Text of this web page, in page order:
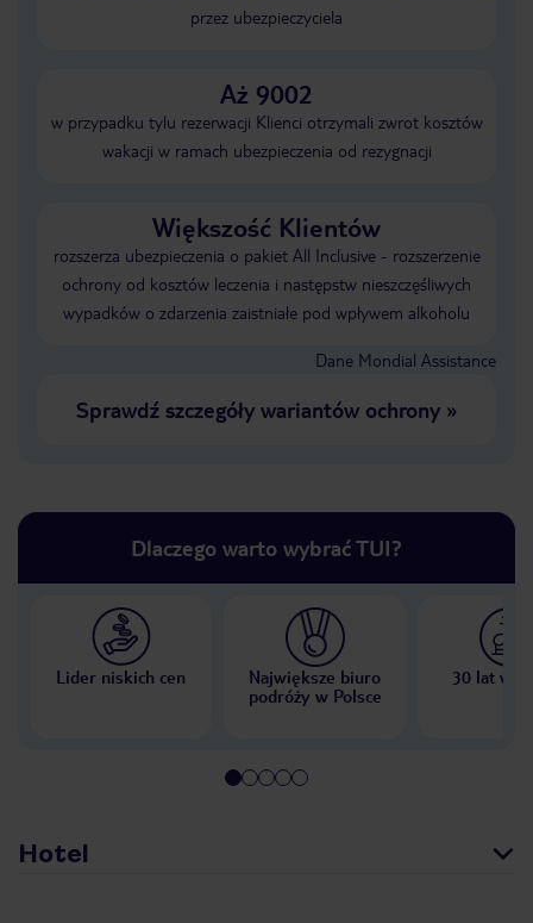
przez ubezpieczyciela
Aż 9002
w przypadku tylu rezerwacji Klienci otrzymali zwrot kosztów
wakacji w ramach ubezpieczenia od rezygnacji
Większość Klientów
rozszerza ubezpieczenia o pakiet All Inclusive - rozszerzenie
ochrony od kosztów leczenia i następstw nieszczęśliwych
wypadków o zdarzenia zaistniałe pod wpływem alkoholu
Dane Mondial Assistance
Sprawdź szczegóły wariantów ochrony»
Dlaczego warto wybrać TUI?
Lider niskich cen
Największe biuro
podróży w Polsce
30 lat w
Hotel